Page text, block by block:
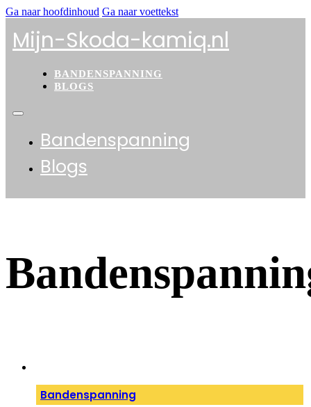
Ga naar hoofdinhoud Ga naar voettekst
Mijn-Skoda-kamiq.nl
BANDENSPANNING
BLOGS
Bandenspanning
Blogs
Bandenspanning